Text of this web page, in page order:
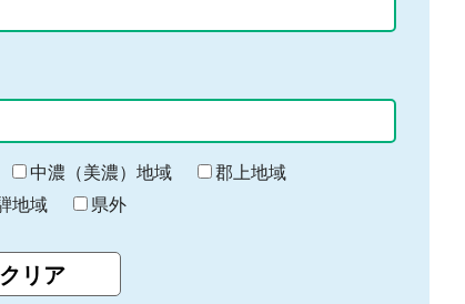
中濃（美濃）地域
郡上地域
地域 県外